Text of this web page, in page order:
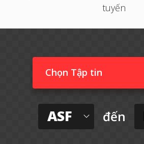
tuyến
Chọn Tập tin
ASF đến